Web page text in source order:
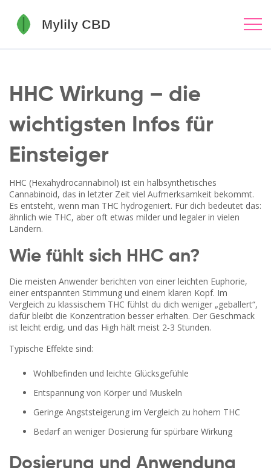
HHC Wirkung – die
wichtigsten Infos für
Einsteiger
HHC (Hexahydrocannabinol) ist ein halbsynthetisches
Cannabinoid, das in letzter Zeit viel Aufmerksamkeit bekommt.
Es entsteht, wenn man THC hydrogeniert. Für dich bedeutet das:
ähnlich wie THC, aber oft etwas milder und legaler in vielen
Ländern.
Wie fühlt sich HHC an?
Die meisten Anwender berichten von einer leichten Euphorie,
einer entspannten Stimmung und einem klaren Kopf. Im
Vergleich zu klassischem THC fühlst du dich weniger „geballert“,
dafür bleibt die Konzentration besser erhalten. Der Geschmack
ist leicht erdig, und das High hält meist 2‑3 Stunden.
Typische Effekte sind:
Wohlbefinden und leichte Glücksgefühle
Entspannung von Körper und Muskeln
Geringe Angststeigerung im Vergleich zu hohem THC
Bedarf an weniger Dosierung für spürbare Wirkung
Dosierung und Anwendung